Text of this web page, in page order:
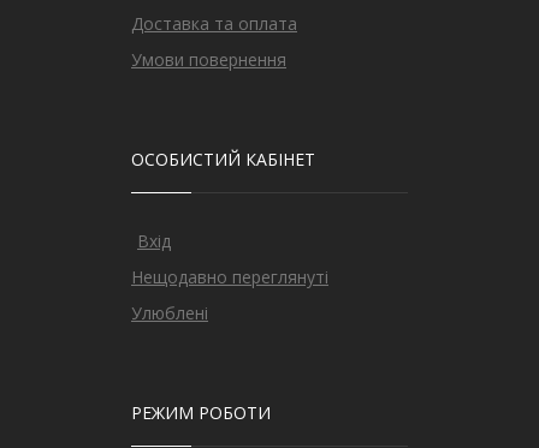
Доставка та оплата
Умови повернення
ОСОБИСТИЙ КАБІНЕТ
Вхід
Нещодавно переглянуті
Улюблені
РЕЖИМ РОБОТИ